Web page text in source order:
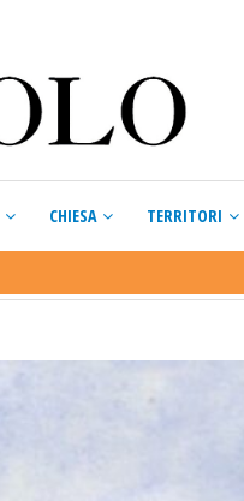
CHIESA TERRITORI